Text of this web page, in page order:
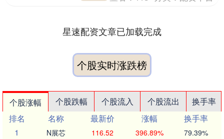
俊强分析称，细看....
星速配资文章已加载完成
个股实时涨跌榜
个股涨幅 个股跌幅 个股流入 个股流出
换手率
排名
名称 最新价 涨幅
换手率
1
N展芯 116.52 396.89% 79.39%